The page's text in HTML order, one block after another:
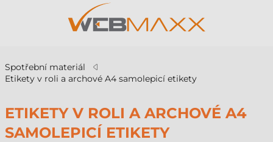
Spotřební materiál
Etikety v roli a archové A4 samolepicí etikety
ETIKETY V ROLI A ARCHOVÉ A4
SAMOLEPICÍ ETIKETY